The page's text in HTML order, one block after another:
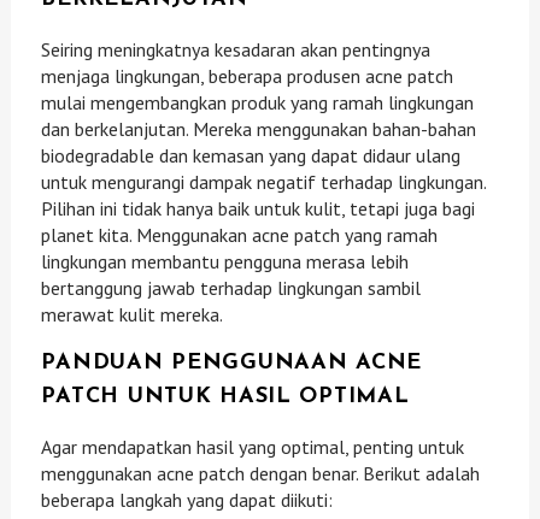
Seiring meningkatnya kesadaran akan pentingnya
menjaga lingkungan, beberapa produsen acne patch
mulai mengembangkan produk yang ramah lingkungan
dan berkelanjutan. Mereka menggunakan bahan-bahan
biodegradable dan kemasan yang dapat didaur ulang
untuk mengurangi dampak negatif terhadap lingkungan.
Pilihan ini tidak hanya baik untuk kulit, tetapi juga bagi
planet kita. Menggunakan acne patch yang ramah
lingkungan membantu pengguna merasa lebih
bertanggung jawab terhadap lingkungan sambil
merawat kulit mereka.
PANDUAN PENGGUNAAN ACNE
PATCH UNTUK HASIL OPTIMAL
Agar mendapatkan hasil yang optimal, penting untuk
menggunakan acne patch dengan benar. Berikut adalah
beberapa langkah yang dapat diikuti: